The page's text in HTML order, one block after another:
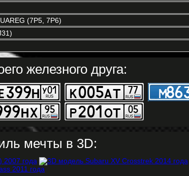
(7P5, 7P6)
железного друга:
мечты в 3D: